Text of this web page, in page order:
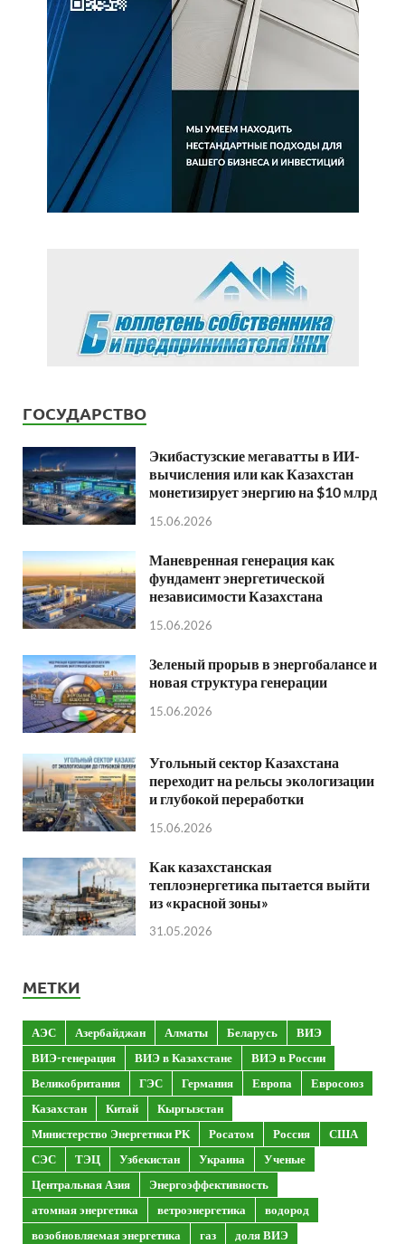
ГОСУДАРСТВО
Экибастузские мегаватты в ИИ-
вычисления или как Казахстан
монетизирует энергию на $10 млрд
15.06.2026
Маневренная генерация как
фундамент энергетической
независимости Казахстана
15.06.2026
Зеленый прорыв в энергобалансе и
новая структура генерации
15.06.2026
Угольный сектор Казахстана
переходит на рельсы экологизации
и глубокой переработки
15.06.2026
Как казахстанская
теплоэнергетика пытается выйти
из «красной зоны»
31.05.2026
МЕТКИ
АЭС Азербайджан Алматы Беларусь
ВИЭ
ВИЭ-генерация
ВИЭ в Казахстане
ВИЭ в России
Великобритания
ГЭС Германия Европа
Евросоюз
Казахстан
Китай
Кыргызстан
Министерство Энергетики РК
Росатом Россия
США
СЭС
ТЭЦ Узбекистан Украина
Ученые
Центральная Азия
Энергоэффективность
атомная энергетика
ветроэнергетика
водород
возобновляемая энергетика
газ
доля ВИЭ